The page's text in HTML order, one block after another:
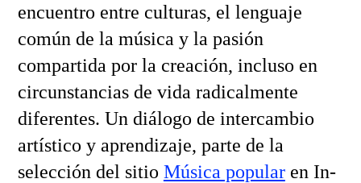
encuentro entre culturas, el lenguaje
común de la música y la pasión
compartida por la creación, incluso en
circunstancias de vida radicalmente
diferentes. Un diálogo de intercambio
artístico y aprendizaje, parte de la
selección del sitio Música popularen In-